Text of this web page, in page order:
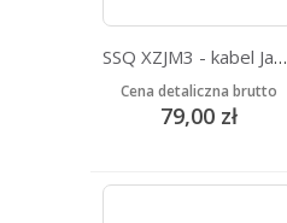
SSQ XZJM3 - kabel Jack MONO - XLR Żeński 3 metrowy
Cena detaliczna brutto
79,00 zł